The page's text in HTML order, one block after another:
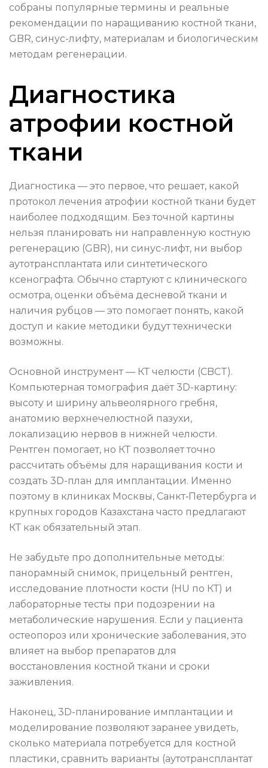
собраны популярные термины и реальные
рекомендации по наращиванию костной ткани,
GBR, синус-лифту, материалам и биологическим
методам регенерации.
Диагностика
атрофии костной
ткани
Диагностика — это первое, что решает, какой
протокол лечения атрофии костной ткани будет
наиболее подходящим. Без точной картины
нельзя планировать ни направленную костную
регенерацию (GBR), ни синус-лифт, ни выбор
аутотрансплантата или синтетического
ксенографта. Обычно стартуют с клинического
осмотра, оценки объёма десневой ткани и
наличия рубцов — это помогает понять, какой
доступ и какие методики будут технически
возможны.
Основной инструмент — КТ челюсти (CBCT).
Компьютерная томография даёт 3D-картину:
высоту и ширину альвеолярного гребня,
анатомию верхнечелюстной пазухи,
локализацию нервов в нижней челюсти.
Рентген помогает, но КТ позволяет точно
рассчитать объёмы для наращивания кости и
создать 3D-план для имплантации. Именно
поэтому в клиниках Москвы, Санкт‑Петербурга и
крупных городов Казахстана часто предлагают
КТ как обязательный этап.
Не забудьте про дополнительные методы:
панорамный снимок, прицельный рентген,
исследование плотности кости (HU по КТ) и
лабораторные тесты при подозрении на
метаболические нарушения. Если у пациента
остеопороз или хронические заболевания, это
влияет на выбор препаратов для
восстановления костной ткани и сроки
заживления.
Наконец, 3D-планирование имплантации и
моделирование позволяют заранее увидеть,
сколько материала потребуется для костной
пластики, сравнить варианты (аутотрансплантат